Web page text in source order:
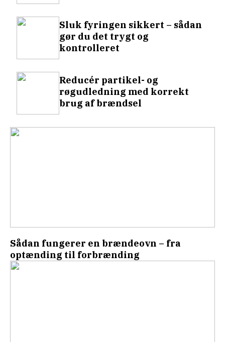
Sluk fyringen sikkert – sådan
gør du det trygt og
kontrolleret
Reducér partikel- og
røgudledning med korrekt
brug af brændsel
Sådan fungerer en brændeovn – fra
optænding til forbrænding